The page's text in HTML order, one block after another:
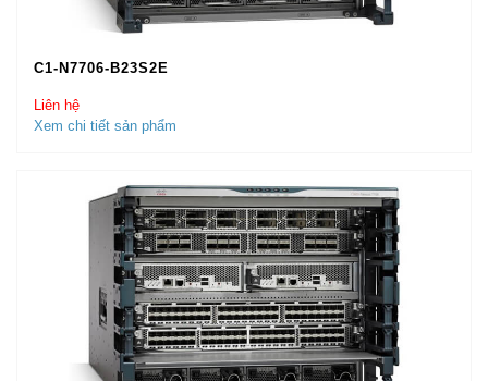
C1-N7706-B23S2E
Liên hệ
Xem chi tiết sản phẩm